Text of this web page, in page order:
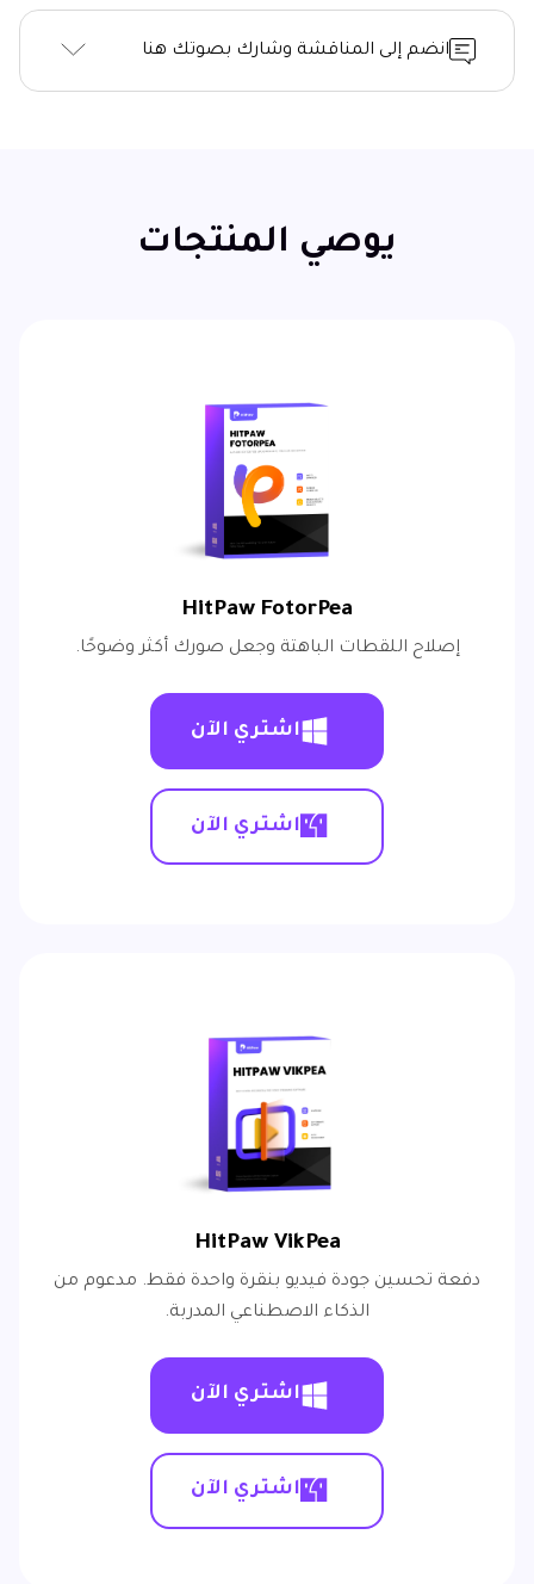
انضم إلى المناقشة وشارك بصوتك هنا
يوصي المنتجات
HitPaw FotorPea
إصلاح اللقطات الباهتة وجعل صورك أكثر وضوحًا.
اشتري الآن
اشتري الآن
HitPaw VikPea
دفعة تحسين جودة فيديو بنقرة واحدة فقط. مدعوم من
الذكاء الاصطناعي المدربة.
اشتري الآن
اشتري الآن